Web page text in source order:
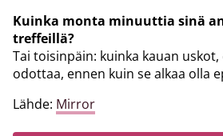
Kuinka monta minuuttia sinä
treffeillä?
Tai toisinpäin: kuinka kauan
odottaa, ennen kuin se alkaa olla
Lähde: Mirror